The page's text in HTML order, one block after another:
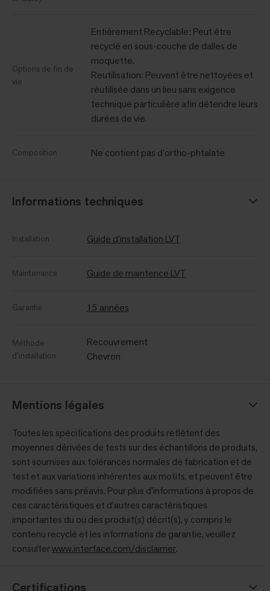
Options de fin de
vie
Entièrement Recyclable: Peut être
recyclé en sous-couche de dalles de
moquette.
Reutilisation: Peuvent être nettoyées et
réutilisée dans un lieu sans exigence
technique particulière afin détendre leurs
durées de vie.
Composition Ne contient pas d’ortho-phtalate
Informations techniques
Installation Guide d'installation LVT
Maintenance Guide de maintence LVT
Garantie 15 années
Méthode
d'installation
Recouvrement
Chevron
Mentions légales
Toutes les spécifications des produits reflètent des
moyennes dérivées de tests sur des échantillons de produits,
sont soumises aux tolérances normales de fabrication et de
test et aux variations inhérentes aux motifs, et peuvent être
modifiées sans préavis. Pour plus d’informations à propos de
ces caractéristiques et d’autres caractéristiques
importantes du ou des produit(s) décrit(s), y compris le
contenu recyclé et les informations de garantie, veuillez
consulterwww.interface.com/disclaimer.
Certifications